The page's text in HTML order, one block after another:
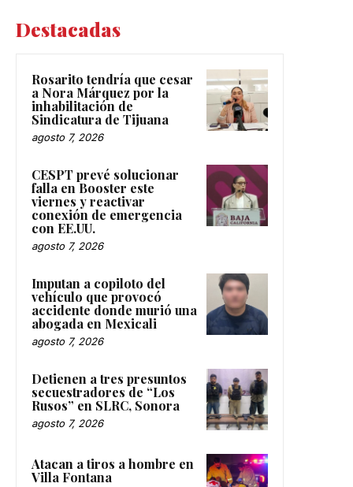
Destacadas
Rosarito tendría que cesar
a Nora Márquez por la
inhabilitación de
Sindicatura de Tijuana
agosto 7, 2026
CESPT prevé solucionar
falla en Booster este
viernes y reactivar
conexión de emergencia
con EE.UU.
agosto 7, 2026
Imputan a copiloto del
vehículo que provocó
accidente donde murió una
abogada en Mexicali
agosto 7, 2026
Detienen a tres presuntos
secuestradores de “Los
Rusos” en SLRC, Sonora
agosto 7, 2026
Atacan a tiros a hombre en
Villa Fontana